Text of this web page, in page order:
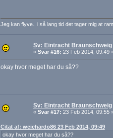
Jeg kan flyve.. i så lang tid det tager mig at
Sv: Eintracht Braunschweig
« Svar #16: 23 Feb 2014, 09:49
okay hvor meget har du så??
Sv: Eintracht Braunschweig
« Svar #17: 23 Feb 2014, 09:55
Citat af: weichardo86 23 Feb 2014, 09:49
okay hvor meget har du så??